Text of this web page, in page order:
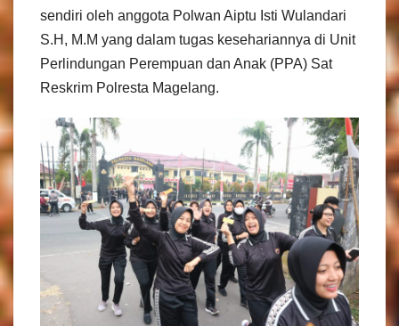
sendiri oleh anggota Polwan Aiptu Isti Wulandari
S.H, M.M yang dalam tugas kesehariannya di Unit
Perlindungan Perempuan dan Anak (PPA) Sat
Reskrim Polresta Magelang.